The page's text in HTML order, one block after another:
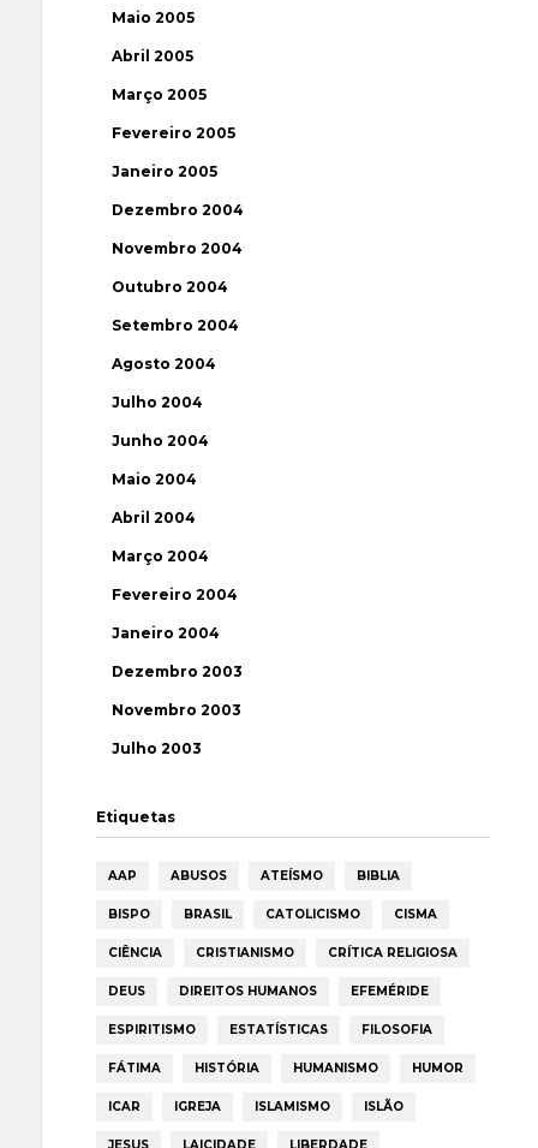
Maio 2005
Abril 2005
Março 2005
Fevereiro 2005
Janeiro 2005
Dezembro 2004
Novembro 2004
Outubro 2004
Setembro 2004
Agosto 2004
Julho 2004
Junho 2004
Maio 2004
Abril 2004
Março 2004
Fevereiro 2004
Janeiro 2004
Dezembro 2003
Novembro 2003
Julho 2003
Etiquetas
AAP ABUSOS ATEÍSMO BIBLIA
BISPO BRASIL CATOLICISMO CISMA
CIÊNCIA CRISTIANISMO CRÍTICA RELIGIOSA
DEUS DIREITOS HUMANOS EFEMÉRIDE
ESPIRITISMO ESTATÍSTICAS FILOSOFIA
FÁTIMA HISTÓRIA HUMANISMO HUMOR
ICAR IGREJA ISLAMISMO ISLÃO